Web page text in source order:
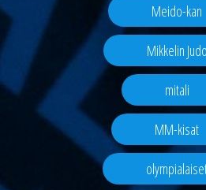
Meido-kan
Mikkelin Judo
mitali
MM-kisat